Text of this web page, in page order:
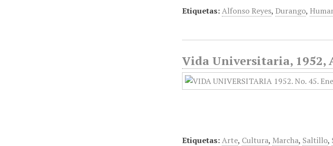
Etiquetas:Alfonso Reyes, Durango,
Vida Universitaria, 1952,
Etiquetas:Arte, Cultura, Marcha, Saltillo,